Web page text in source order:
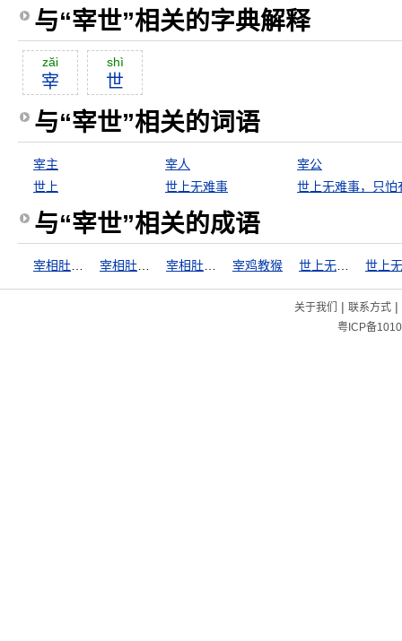
与“宰世”相关的字典解释
zăi
宰
shì
世
与“宰世”相关的词语
宰主 宰人
宰公
世上
世上无难事
与“宰世”相关的成语
宰鸡教猴
关于我们 | 联系方式|
粤ICP备